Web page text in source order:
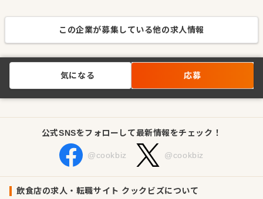
この企業が募集している他の求人情報
気になる 応募
公式SNSをフォローして最新情報をチェック！
@cookbiz @cookbiz
飲食店の求人・転職サイト クックビズについて